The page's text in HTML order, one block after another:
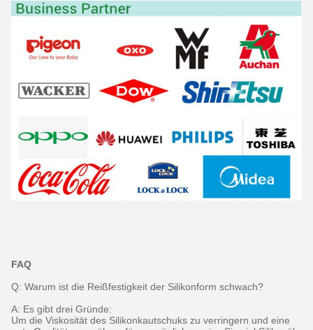
FAQ
Q: Warum ist die Reißfestigkeit der Silikonform schwach?
A: Es gibt drei Gründe:
Um die Viskosität des Silikonkautschuks zu verringern und eine